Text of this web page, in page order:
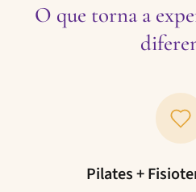
O que torna a
Pilates +